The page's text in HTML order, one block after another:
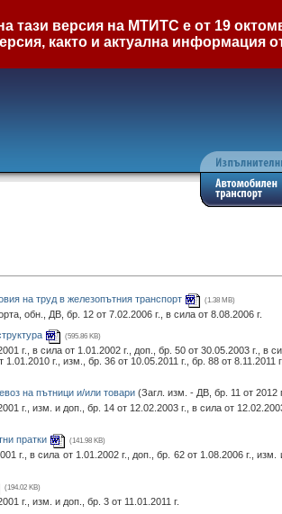
тази версия на МТИТС е от 19
както и актуална информация
на труд в железопътния транспорт (1.38 MB)
обн., ДВ, бр. 12 от 7.02.2006 г., в сила от 8.08.2006 г.
(595.86 KB)
г., в сила от 1.01.2002 г., доп., бр. 50 от 30.05.2003 г., в
г., изм., бр. 36 от 10.05.2011 г., бр. 88 от 8.11.2011
на пътници и/или товари (Загл. изм. - ДВ, бр. 11 от 2012
г., изм. и доп., бр. 14 от 12.02.2003 г., в сила от
пратки
(141.98 KB)
в сила от 1.01.2002 г., доп., бр. 62 от 1.08.2006 г., изм.
(194.02 KB)
г., изм. и доп., бр. 3 от 11.01.2011 г.